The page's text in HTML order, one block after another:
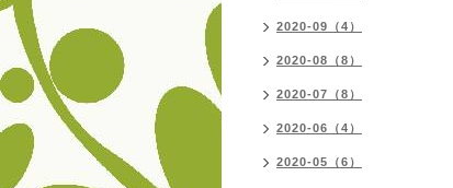
2020-09（4）
2020-08（8）
2020-07（8）
2020-06（4）
2020-05（6）